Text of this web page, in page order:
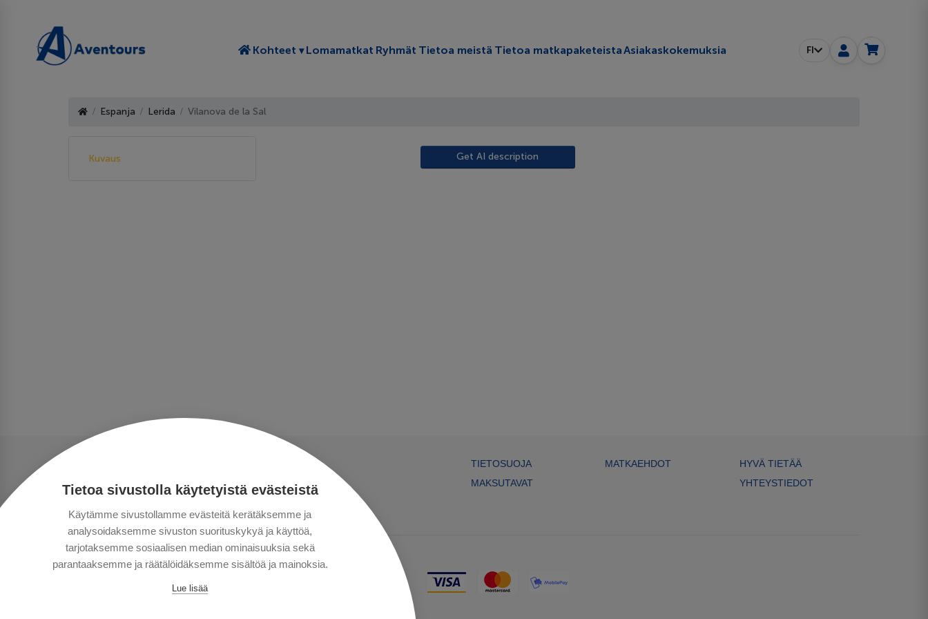
Tietoa sivustolla käytetyistä evästeistä
Käytämme sivustollamme evästeitä kerätäksemme ja
analysoidaksemme sivuston suorituskykyä ja käyttöä,
tarjotaksemme sosiaalisen median ominaisuuksia sekä
parantaaksemme ja räätälöidäksemme sisältöä ja mainoksia.
Lue lisää
Kohteet Toggle submenu
Lomamatkat Ryhmät Tietoa meistä Tietoa matkapaketeistaAsiakaskokemuksia FI
Espanja Lerida Vilanova de la Sal
Kuvaus Get AI description
TIETOSUOJA
MAKSUTAVAT
MATKAEHDOT
HYVÄ TIETÄÄ
YHTEYSTIEDOT